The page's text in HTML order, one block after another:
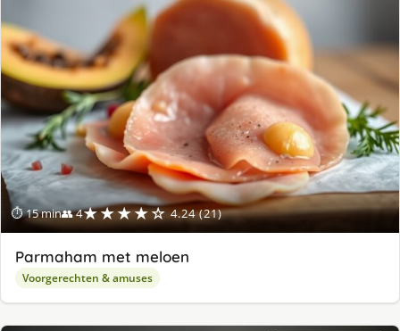
⏱ 15 min👥 4★★★★☆ 4.24 (21)
Parmaham met meloen
Voorgerechten & amuses